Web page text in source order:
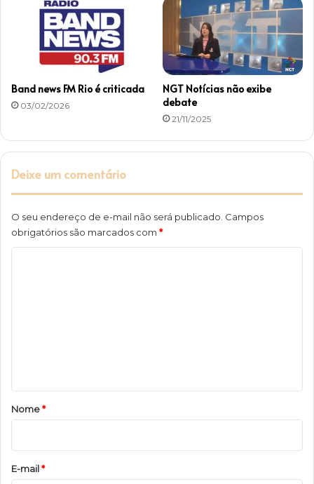
Band news FM Rio é criticada
03/02/2026
NGT Notícias não exibe
debate
21/11/2025
Deixe um comentário
O seu endereço de e-mail não será publicado. Campos
obrigatórios são marcados com *
r
o
*
Nome*
E-mail*